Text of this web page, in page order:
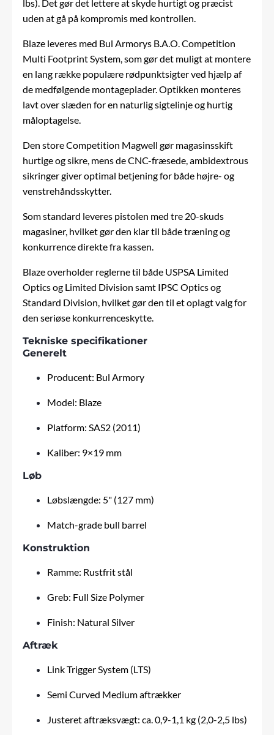
lbs). Det gør det lettere at skyde hurtigt og præcist
uden at gå på kompromis med kontrollen.
Blaze leveres med Bul Armorys B.A.O. Competition
Multi Footprint System, som gør det muligt at montere
en lang række populære rødpunktsigter ved hjælp af
de medfølgende montageplader. Optikken monteres
lavt over slæden for en naturlig sigtelinje og hurtig
måloptagelse.
Den store Competition Magwell gør magasinsskift
hurtige og sikre, mens de CNC-fræsede, ambidextrous
sikringer giver optimal betjening for både højre- og
venstrehåndsskytter.
Som standard leveres pistolen med tre 20-skuds
magasiner, hvilket gør den klar til både træning og
konkurrence direkte fra kassen.
Blaze overholder reglerne til både USPSA Limited
Optics og Limited Division samt IPSC Optics og
Standard Division, hvilket gør den til et oplagt valg for
den seriøse konkurrenceskytte.
Tekniske specifikationer
Generelt
Producent: Bul Armory
Model: Blaze
Platform: SAS2 (2011)
Kaliber: 9×19 mm
Løb
Løbslængde: 5" (127 mm)
Match-grade bull barrel
Konstruktion
Ramme: Rustfrit stål
Greb: Full Size Polymer
Finish: Natural Silver
Aftræk
Link Trigger System (LTS)
Semi Curved Medium aftrækker
Justeret aftræksvægt: ca. 0,9-1,1 kg (2,0-2,5 lbs)